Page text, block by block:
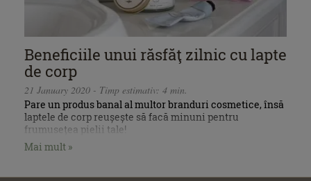
Beneficiile unui răsfăţ zilnic cu lapte
de corp
21 January 2020 - Timp estimativ: 4 min.
Pare un produs banal al multor branduri cosmetice, însă
laptele de corp reușește să facă minuni pentru
frumusețea pielii tale!
Mai mult »